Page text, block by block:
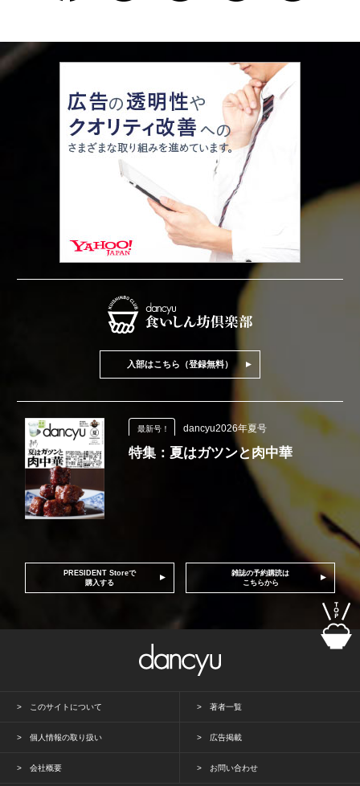
入部はこちら（登録無料）
最新号！ dancyu2026年夏号
特集：夏はガツンと肉中華
PRESIDENT Storeで
購入する
雑誌の予約購読は
こちらから
このサイトについて 著者一覧
個人情報の取り扱い 広告掲載
会社概要 お問い合わせ